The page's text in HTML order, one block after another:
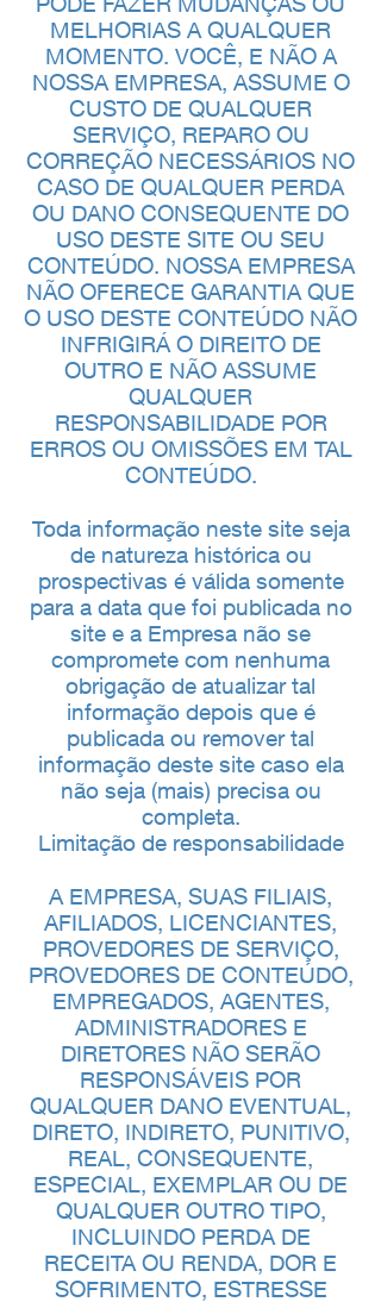
MELHORIAS A QUALQUER
MOMENTO. VOCÊ, E NÃO A
NOSSA EMPRESA, ASSUME O
CUSTO DE QUALQUER
SERVIÇO, REPARO OU
CORREÇÃO NECESSÁRIOS NO
CASO DE QUALQUER PERDA
OU DANO CONSEQUENTE DO
USO DESTE SITE OU SEU
CONTEÚDO. NOSSA EMPRESA
NÃO OFERECE GARANTIA QUE
O USO DESTE CONTEÚDO NÃO
INFRIGIRÁ O DIREITO DE
OUTRO E NÃO ASSUME
QUALQUER
RESPONSABILIDADE POR
ERROS OU OMISSÕES EM TAL
CONTEÚDO.
Toda informação neste site seja
de natureza histórica ou
prospectivas é válida somente
para a data que foi publicada no
site e a Empresa não se
compromete com nenhuma
obrigação de atualizar tal
informação depois que é
publicada ou remover tal
informação deste site caso ela
não seja (mais) precisa ou
completa.
Limitação de responsabilidade
A EMPRESA, SUAS FILIAIS,
AFILIADOS, LICENCIANTES,
PROVEDORES DE SERVIÇO,
PROVEDORES DE CONTEÚDO,
EMPREGADOS, AGENTES,
ADMINISTRADORES E
DIRETORES NÃO SERÃO
RESPONSÁVEIS POR
QUALQUER DANO EVENTUAL,
DIRETO, INDIRETO, PUNITIVO,
REAL, CONSEQUENTE,
ESPECIAL, EXEMPLAR OU DE
QUALQUER OUTRO TIPO,
INCLUINDO PERDA DE
RECEITA OU RENDA, DOR E
SOFRIMENTO, ESTRESSE